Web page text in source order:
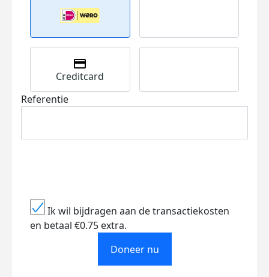
Creditcard
Referentie
Ik wil bijdragen aan de transactiekosten
en betaal €0.75 extra.
Doneer nu